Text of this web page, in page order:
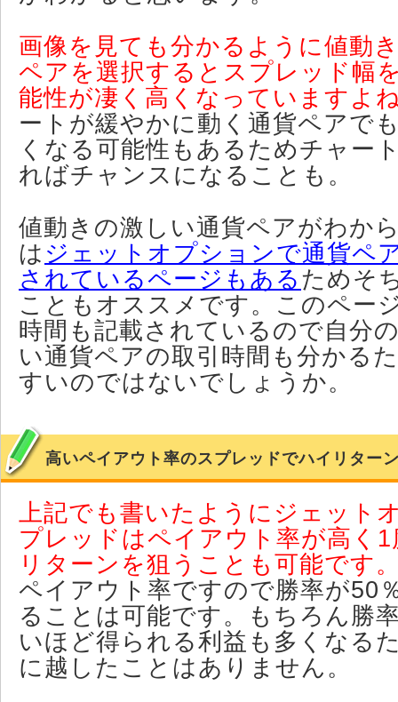
画像を見ても分かるように値動
ペアを選択するとスプレッド幅
能性が凄く高くなっていますよ
ートが緩やかに動く通貨ペアで
くなる可能性もあるためチャー
ればチャンスになることも。
値動きの激しい通貨ペアがわか
は ジェットオプションで通貨ペ
されているページもある ためそ
こともオススメです。このペー
時間も記載されているので自分
い通貨ペアの取引時間も分かる
すいのではないでしょうか。
高いペイアウト率のスプレッドでハイリター
上記でも書いたようにジェット
プレッドはペイアウト率が高く
リターンを狙うことも可能です
ペイアウト率ですので勝率が50
ることは可能です。もちろん勝
いほど得られる利益も多くなる
に越したことはありません。